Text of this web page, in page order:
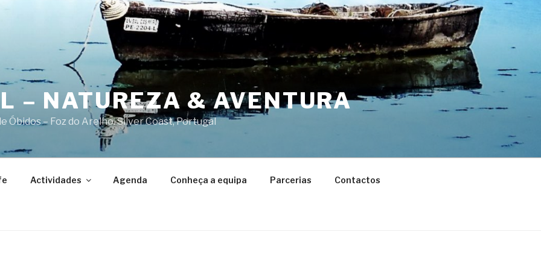
– NATUREZA & AVENTURA
Óbidos – Foz do Arelho. Silver Coast, Portugal
Actividades Agenda Conheça a equipa Parcerias Contactos